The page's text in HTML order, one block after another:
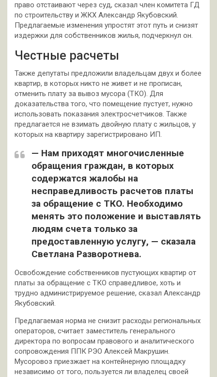
право отстаивают через суд, сказал член комитета ГД
по строительству и ЖКХ Александр Якубовский.
Предлагаемые изменения упростят этот путь и снизят
издержки для собственников жилья, подчеркнул он.
Честные расчеты
Также депутаты предложили владельцам двух и более
квартир, в которых никто не живет и не прописан,
отменить плату за вывоз мусора (ТКО). Для
доказательства того, что помещение пустует, нужно
использовать показания электросчетчиков. Также
предлагается не взимать двойную плату с жильцов, у
которых на квартиру зарегистрировано ИП.
— Нам приходят многочисленные
обращения граждан, в которых
содержатся жалобы на
несправедливость расчетов платы
за обращение с ТКО. Необходимо
менять это положение и выставлять
людям счета только за
предоставленную услугу, — сказала
Светлана Разворотнева.
Освобождение собственников пустующих квартир от
платы за обращение с ТКО справедливое, хоть и
трудно администрируемое решение, сказал Александр
Якубовский.
Предлагаемая норма не снизит расходы региональных
операторов, считает заместитель генерального
директора по вопросам правового и аналитического
сопровождения ППК РЭО Алексей Макрушин.
Мусоровоз приезжает на контейнерную площадку
независимо от того, пользуется ли владелец своей